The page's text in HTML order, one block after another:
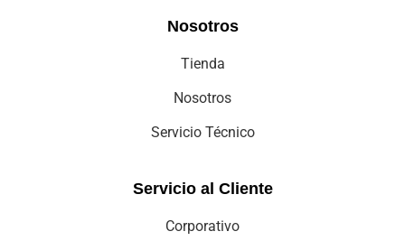
Nosotros
Tienda
Nosotros
Servicio Técnico
Servicio al Cliente
Corporativo